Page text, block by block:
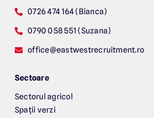
0726 474 164 (Bianca)
0790 058 551 (Suzana)
office@eastwestrecruitment.ro
Sectoare
Sectorul agricol
Spații verzi